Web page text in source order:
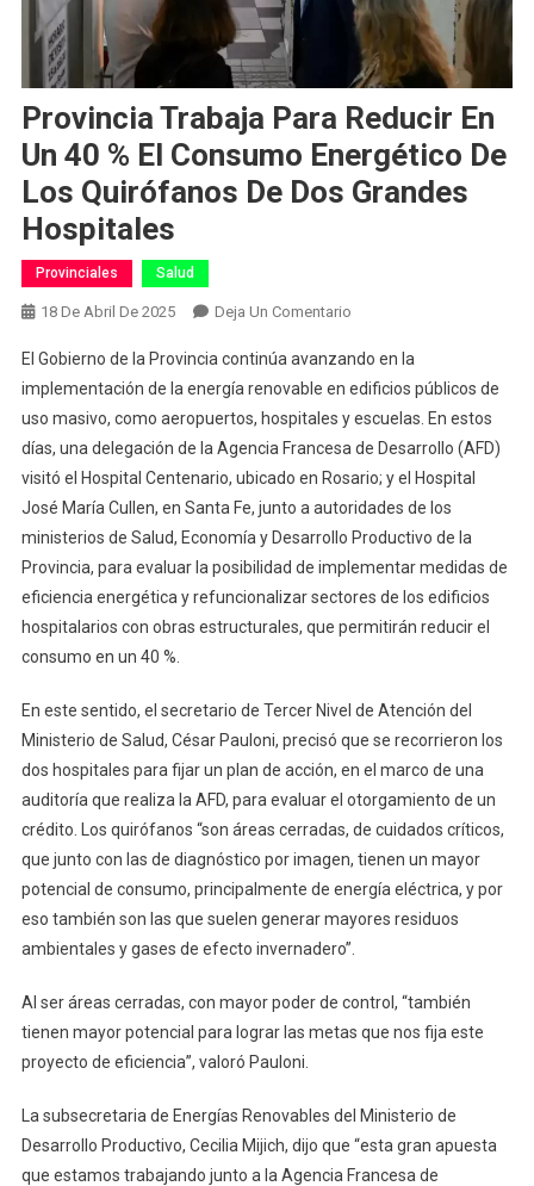
Provincia Trabaja Para Reducir En
Un 40 % El Consumo Energético De
Los Quirófanos De Dos Grandes
Hospitales
Provinciales Salud
18 De Abril De 2025 Deja Un ComentarioEn
Trabaja
Para
Reducir
En
Un
40
%
De
Dos
Grandes
Hospitales
El Gobierno de la Provincia continúa avanzando en la
implementación de la energía renovable en edificios públicos de
uso masivo, como aeropuertos, hospitales y escuelas. En estos
días, una delegación de la Agencia Francesa de Desarrollo (AFD)
visitó el Hospital Centenario, ubicado en Rosario; y el Hospital
José María Cullen, en Santa Fe, junto a autoridades de los
ministerios de Salud, Economía y Desarrollo Productivo de la
Provincia, para evaluar la posibilidad de implementar medidas de
eficiencia energética y refuncionalizar sectores de los edificios
hospitalarios con obras estructurales, que permitirán reducir el
consumo en un 40 %.
En este sentido, el secretario de Tercer Nivel de Atención del
Ministerio de Salud, César Pauloni, precisó que se recorrieron los
dos hospitales para fijar un plan de acción, en el marco de una
auditoría que realiza la AFD, para evaluar el otorgamiento de un
crédito. Los quirófanos “son áreas cerradas, de cuidados críticos,
que junto con las de diagnóstico por imagen, tienen un mayor
potencial de consumo, principalmente de energía eléctrica, y por
eso también son las que suelen generar mayores residuos
ambientales y gases de efecto invernadero”.
Al ser áreas cerradas, con mayor poder de control, “también
tienen mayor potencial para lograr las metas que nos fija este
proyecto de eficiencia”, valoró Pauloni.
La subsecretaria de Energías Renovables del Ministerio de
Desarrollo Productivo, Cecilia Mijich, dijo que “esta gran apuesta
que estamos trabajando junto a la Agencia Francesa de